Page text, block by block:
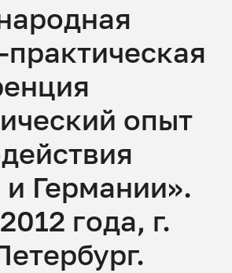
опыт
Германии».
года, г.